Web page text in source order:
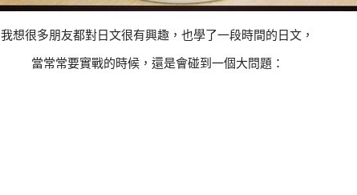
我想很多朋友都對日文很有興趣，也學了一段時間的日文，
當常常要實戰的時候，還是會碰到一個大問題：